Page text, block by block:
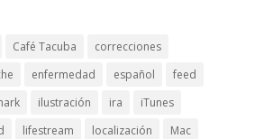
Café Tacuba
correcciones
enfermedad español
feed
ilustración ira
iTunes
lifestream localización
Mac